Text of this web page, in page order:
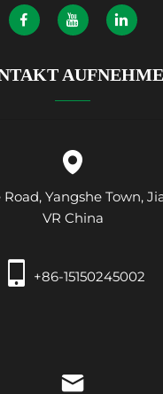
Yangshe Town,
VR China
+86-15150245002